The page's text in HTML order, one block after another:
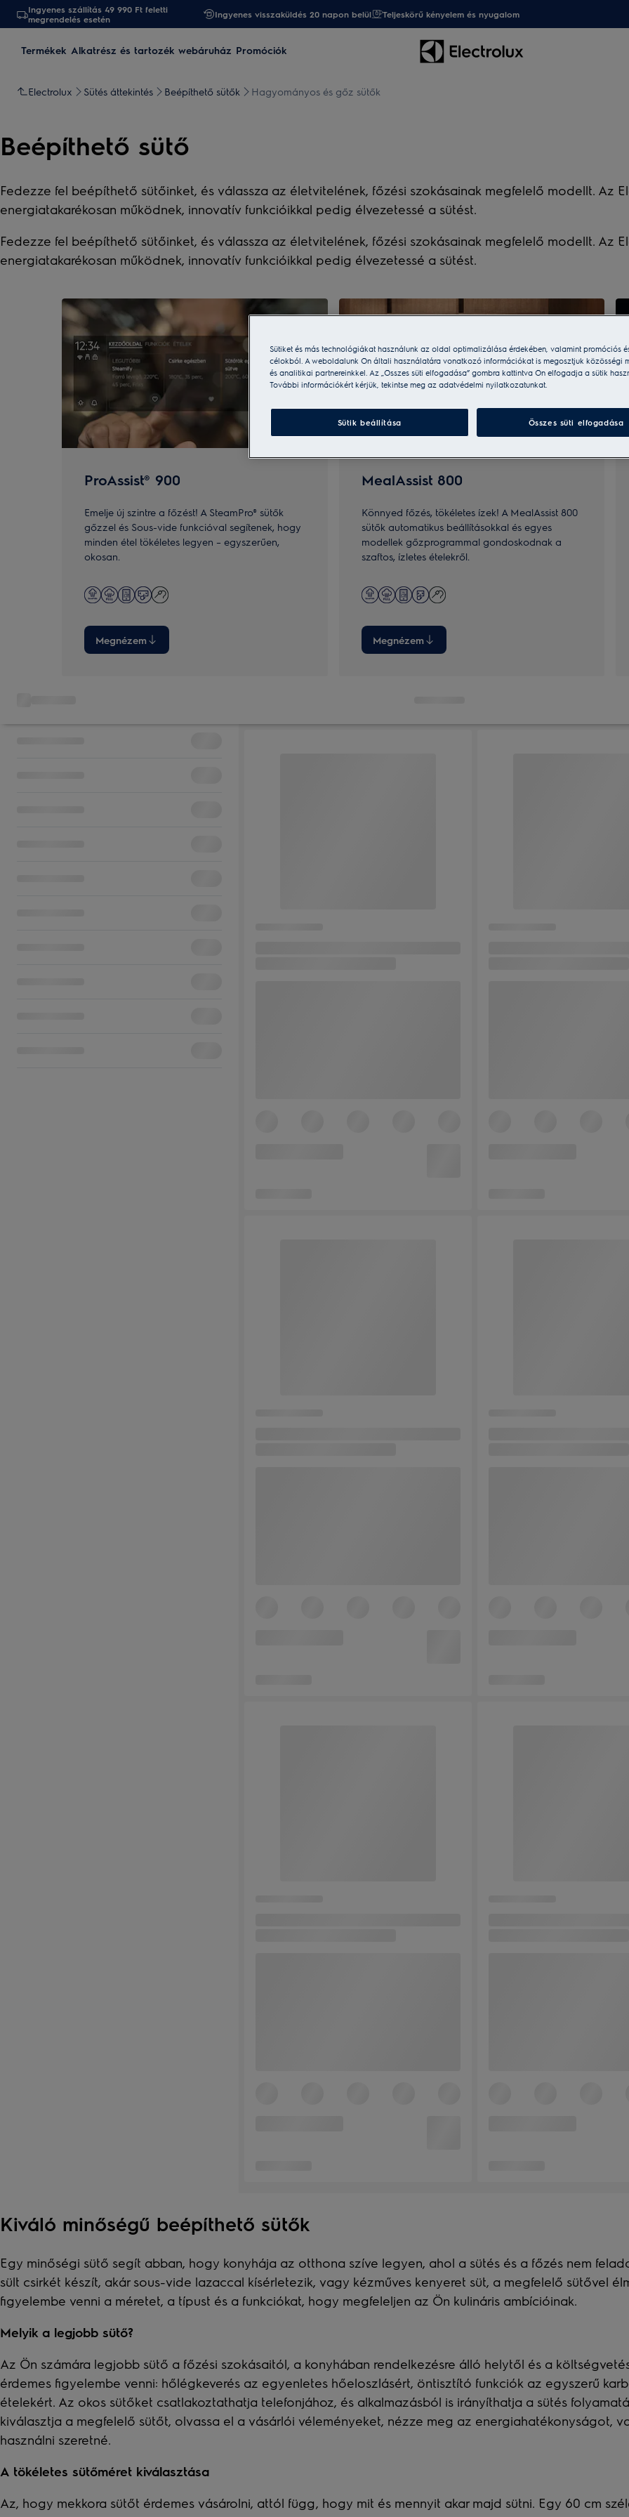
Ingyenes szállítás 49 990 Ft feletti
megrendelés esetén
Ingyenes visszaküldés 20 napon belül Teljeskörű kényelem és nyugalom
Termékek Alkatrész és tartozék webáruház Promóciók
Electrolux Sütés áttekintés Beépíthető sütők Hagyományos és gőz sütők
Beépíthető sütő
Fedezze fel beépíthető sütőinket, és válassza az életvitelének, főzési szokásainak megfelelő modellt. Az
energiatakarékosan működnek, innovatív funkcióikkal pedig élvezetessé a sütést.
Fedezze fel beépíthető sütőinket, és válassza az életvitelének, főzési szokásainak megfelelő modellt. Az
energiatakarékosan működnek, innovatív funkcióikkal pedig élvezetessé a sütést.
ProAssist® 900
Emelje új szintre a főzést! A SteamPro® sütők
gőzzel és Sous-vide funkcióval segítenek, hogy
minden étel tökéletes legyen – egyszerűen,
okosan.
Megnézem
MealAssist 800
Könnyed főzés, tökéletes ízek! A MealAssist 800
sütők automatikus beállításokkal és egyes
modellek gőzprogrammal gondoskodnak a
szaftos, ízletes ételekről.
Megnézem
Kiváló minőségű beépíthető sütők
Egy minőségi sütő segít abban, hogy konyhája az otthona szíve legyen, ahol a sütés és a főzés nem
sült csirkét készít, akár sous-vide lazaccal kísérletezik, vagy kézműves kenyeret süt, a megfelelő sütővel
figyelembe venni a méretet, a típust és a funkciókat, hogy megfeleljen az Ön kulináris ambícióinak.
Melyik a legjobb sütő?
Az Ön számára legjobb sütő a főzési szokásaitól, a konyhában rendelkezésre álló helytől és a
érdemes figyelembe venni: hőlégkeverés az egyenletes hőeloszlásért, öntisztító funkciók az egyszerű
ételekért. Az okos sütőket csatlakoztathatja telefonjához, és alkalmazásból is irányíthatja a sütés
kiválasztja a megfelelő sütőt, olvassa el a vásárlói véleményeket, nézze meg az energiahatékonyságot,
használni szeretné.
A tökéletes sütőméret kiválasztása
Az, hogy mekkora sütőt érdemes vásárolni, attól függ, hogy mit és mennyit akar majd sütni. Egy 60 cm
Sütiket és más technológiákat használunk az oldal optimalizálása érdekében, valamint promóciós
célokból. A weboldalunk Ön általi használatára vonatkozó információkat is megosztjuk közösségi
és analitikai partnereinkkel. Az „Összes süti elfogadása” gombra kattintva Ön elfogadja a sütik
További információkért kérjük, tekintse meg az adatvédelmi nyilatkozatunkat.
Sütik beállítása Összes süti elfogadása